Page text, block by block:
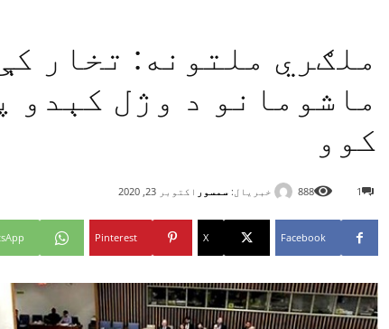
ماشومانو د وژل کېدو
کوو
خبریال: سمسور اکتوبر 23, 2020 1
888
Facebook
X
Pinterest